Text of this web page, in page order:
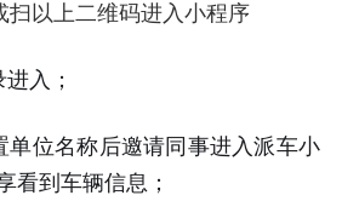
扫以上二维码进入小程序
入；
单位名称后邀请同事进入派车小
看到车辆信息；